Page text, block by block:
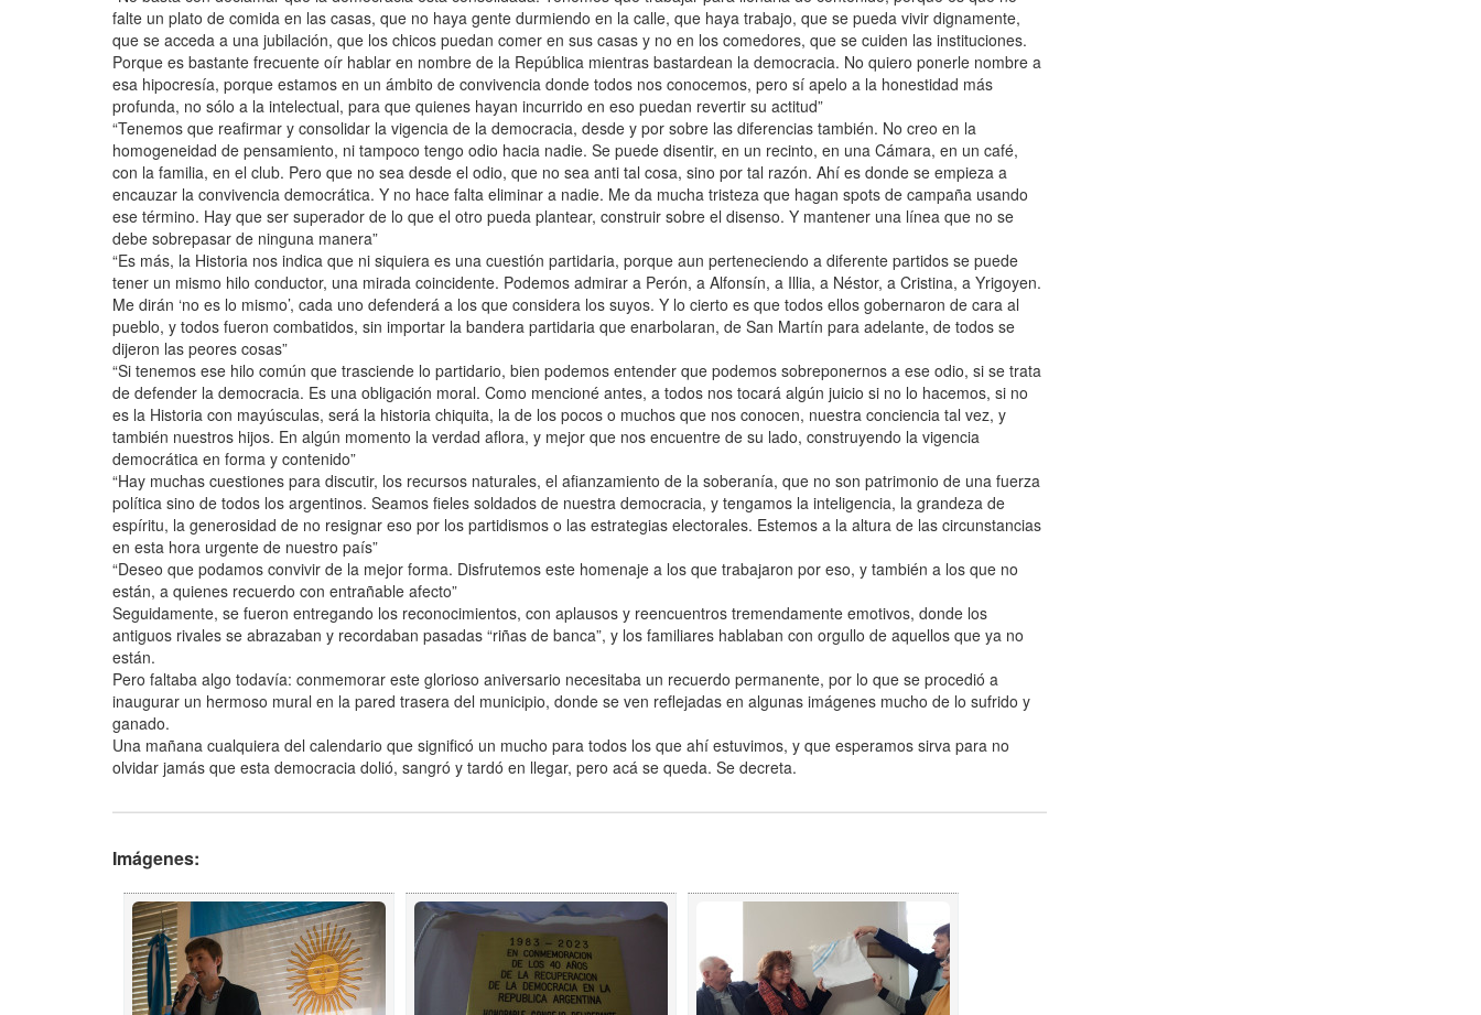
falte un plato de comida en las casas, que no haya gente durmiendo en la calle, que haya trabajo, que se pueda vivir dignamente,
que se acceda a una jubilación, que los chicos puedan comer en sus casas y no en los comedores, que se cuiden las instituciones.
Porque es bastante frecuente oír hablar en nombre de la República mientras bastardean la democracia. No quiero ponerle nombre a
esa hipocresía, porque estamos en un ámbito de convivencia donde todos nos conocemos, pero sí apelo a la honestidad más
profunda, no sólo a la intelectual, para que quienes hayan incurrido en eso puedan revertir su actitud”
“Tenemos que reafirmar y consolidar la vigencia de la democracia, desde y por sobre las diferencias también. No creo en la
homogeneidad de pensamiento, ni tampoco tengo odio hacia nadie. Se puede disentir, en un recinto, en una Cámara, en un café,
con la familia, en el club. Pero que no sea desde el odio, que no sea anti tal cosa, sino por tal razón. Ahí es donde se empieza a
encauzar la convivencia democrática. Y no hace falta eliminar a nadie. Me da mucha tristeza que hagan spots de campaña usando
ese término. Hay que ser superador de lo que el otro pueda plantear, construir sobre el disenso. Y mantener una línea que no se
debe sobrepasar de ninguna manera”
“Es más, la Historia nos indica que ni siquiera es una cuestión partidaria, porque aun perteneciendo a diferente partidos se puede
tener un mismo hilo conductor, una mirada coincidente. Podemos admirar a Perón, a Alfonsín, a Illia, a Néstor, a Cristina, a Yrigoyen.
Me dirán ‘no es lo mismo’, cada uno defenderá a los que considera los suyos. Y lo cierto es que todos ellos gobernaron de cara al
pueblo, y todos fueron combatidos, sin importar la bandera partidaria que enarbolaran, de San Martín para adelante, de todos se
dijeron las peores cosas”
“Si tenemos ese hilo común que trasciende lo partidario, bien podemos entender que podemos sobreponernos a ese odio, si se trata
de defender la democracia. Es una obligación moral. Como mencioné antes, a todos nos tocará algún juicio si no lo hacemos, si no
es la Historia con mayúsculas, será la historia chiquita, la de los pocos o muchos que nos conocen, nuestra conciencia tal vez, y
también nuestros hijos. En algún momento la verdad aflora, y mejor que nos encuentre de su lado, construyendo la vigencia
democrática en forma y contenido”
“Hay muchas cuestiones para discutir, los recursos naturales, el afianzamiento de la soberanía, que no son patrimonio de una fuerza
política sino de todos los argentinos. Seamos fieles soldados de nuestra democracia, y tengamos la inteligencia, la grandeza de
espíritu, la generosidad de no resignar eso por los partidismos o las estrategias electorales. Estemos a la altura de las circunstancias
en esta hora urgente de nuestro país”
“Deseo que podamos convivir de la mejor forma. Disfrutemos este homenaje a los que trabajaron por eso, y también a los que no
están, a quienes recuerdo con entrañable afecto”
Seguidamente, se fueron entregando los reconocimientos, con aplausos y reencuentros tremendamente emotivos, donde los
antiguos rivales se abrazaban y recordaban pasadas “riñas de banca”, y los familiares hablaban con orgullo de aquellos que ya no
están.
Pero faltaba algo todavía: conmemorar este glorioso aniversario necesitaba un recuerdo permanente, por lo que se procedió a
inaugurar un hermoso mural en la pared trasera del municipio, donde se ven reflejadas en algunas imágenes mucho de lo sufrido y
ganado.
Una mañana cualquiera del calendario que significó un mucho para todos los que ahí estuvimos, y que esperamos sirva para no
olvidar jamás que esta democracia dolió, sangró y tardó en llegar, pero acá se queda. Se decreta.
Imágenes: